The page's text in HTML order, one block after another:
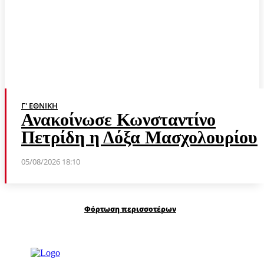
Γ' ΕΘΝΙΚΉ
Ανακοίνωσε Κωνσταντίνο
Πετρίδη η Δόξα Μασχολουρίου
05/08/2026 18:10
Φόρτωση περισσοτέρων